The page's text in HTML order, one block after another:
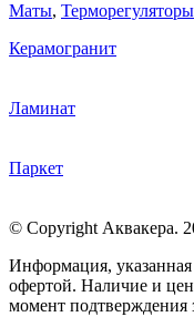
Маты, Терморегуляторы
Керамогранит
Ламинат
Паркет
© Copyright Аквакера.
Информация, указанная
офертой. Наличие и
момент подтверждения